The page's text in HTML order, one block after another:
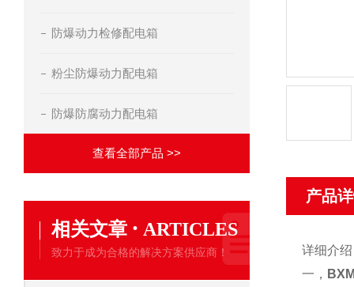
防爆动力检修配电箱
粉尘防爆动力配电箱
防爆防腐动力配电箱
查看全部产品 >>
相关文章 · ARTICLES
致力于成为合格的解决方案供应商！
产品
详细介
一，